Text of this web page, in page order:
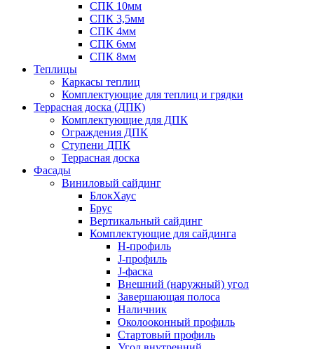
СПК 10мм
СПК 3,5мм
СПК 4мм
СПК 6мм
СПК 8мм
Теплицы
Каркасы теплиц
Комплектующие для теплиц и грядки
Террасная доска (ДПК)
Комплектующие для ДПК
Ограждения ДПК
Ступени ДПК
Террасная доска
Фасады
Виниловый сайдинг
БлокХаус
Брус
Вертикальный сайдинг
Комплектующие для сайдинга
H-профиль
J-профиль
J-фаска
Внешний (наружный) угол
Завершающая полоса
Наличник
Околооконный профиль
Стартовый профиль